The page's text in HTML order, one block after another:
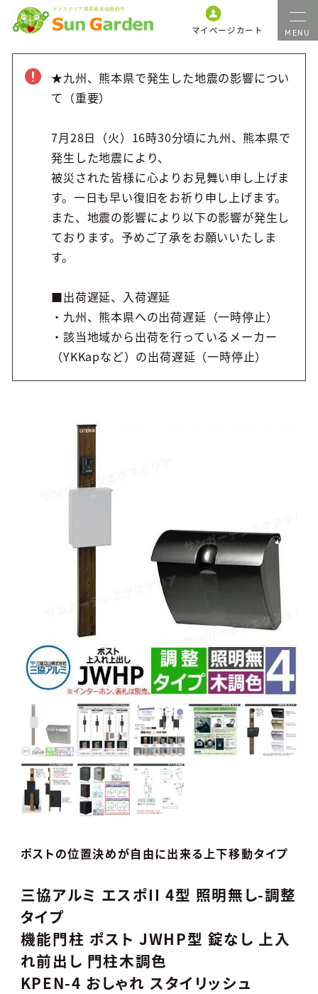
マイページカート
★九州、熊本県で発生した地震の影響につい
て（重要）
7月28日（火）16時30分頃に九州、熊本県で
発生した地震により、
被災された皆様に心よりお見舞い申し上げま
す。一日も早い復旧をお祈り申し上げます。
また、地震の影響により以下の影響が発生し
ております。予めご了承をお願いいたしま
す。
■出荷遅延、入荷遅延
・九州、熊本県への出荷遅延（一時停止）
・該当地域から出荷を行っているメーカー
（YKKapなど）の出荷遅延（一時停止）
ポストの位置決めが自由に出来る上下移動タイプ
三協アルミ エスポII 4型 照明無し-調整
タイプ
機能門柱 ポスト JWHP型 錠なし 上入
れ前出し 門柱木調色
KPEN-4 おしゃれ スタイリッシュ